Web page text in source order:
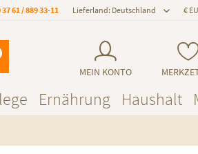
Lieferland: Deutschland
37 61 / 889 33-11
MEIN KONTO
Ernährung Haushalt